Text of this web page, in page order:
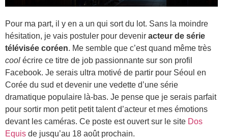
Pour ma part, il y en a un qui sort du lot. Sans la moindre
hésitation, je vais postuler pour devenir acteur de série
télévisée coréen. Me semble que c’est quand même très
cool écrire ce titre de job passionnante sur son profil
Facebook. Je serais ultra motivé de partir pour Séoul en
Corée du sud et devenir une vedette d’une série
dramatique populaire là-bas. Je pense que je serais parfait
pour sortir mon petit petit talent d’acteur et mes émotions
devant les caméras. Ce poste est ouvert sur le site Dos
Equis de jusqu’au 18 août prochain.